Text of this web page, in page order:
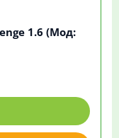
1.6 (Мод: